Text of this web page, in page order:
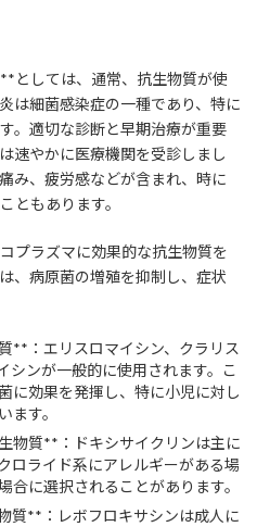
としては、通常、抗生物質が使
は細菌感染症の一種であり、特に
。適切な診断と早期治療が重要
速やかに医療機関を受診しまし
み、疲労感などが含まれ、時に
ともあります。
プラズマに効果的な抗生物質を
、病原菌の増殖を抑制し、症状
**：エリスロマイシン、クラリス
シンが一般的に使用されます。こ
に効果を発揮し、特に小児に対し
ます。
物質**：ドキシサイクリンは主に
ロライド系にアレルギーがある場
合に選択されることがあります。
質**：レボフロキサシンは成人に